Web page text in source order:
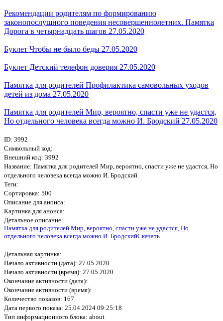
Рекомендации родителям по формированию
законопослушного поведения несовершеннолетних. Памятка
Дорога в четырнадцать шагов 27.05.2020
Буклет Чтобы не было беды 27.05.2020
Буклет Детский телефон доверия 27.05.2020
Памятка для родителей Профилактика самовольных уходов
детей из дома 27.05.2020
Памятка для родителей Мир, вероятно, спасти уже не удастся,
Но отдельного человека всегда можно И. Бродский 27.05.2020
ID: 3992
Символьный код:
Внешний код: 3992
Название: Памятка для родителей Мир, вероятно, спасти уже не удастся, Но
отдельного человека всегда можно И. Бродский
Теги:
Сортировка: 500
Описание для анонса:
Картинка для анонса:
Детальное описание:
Памятка для родителей Мир, вероятно, спасти уже не удастся, Но
отдельного человека всегда можно И. БродскийСкачать
Детальная картинка:
Начало активности (дата): 27.05.2020
Начало активности (время): 27.05.2020
Окончание активности (дата):
Окончание активности (время):
Количество показов: 167
Дата первого показа: 25.04.2024 09:25:18
Тип информационного блока: about